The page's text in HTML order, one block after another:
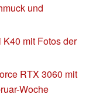
und
mit Fotos der
RTX 3060 mit
Woche